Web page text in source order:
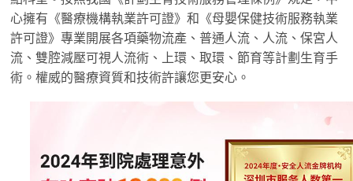
心擁有《醫療機構執業許可證》和《母嬰保健技術服務執業
許可證》專業開展各項藥物流產、普通人流、人流、保宮人
流、雙腔減壓可視人流術、上環、取環、節育等計劃生育手
術。權威的醫療資質和技術許讓您更安心。